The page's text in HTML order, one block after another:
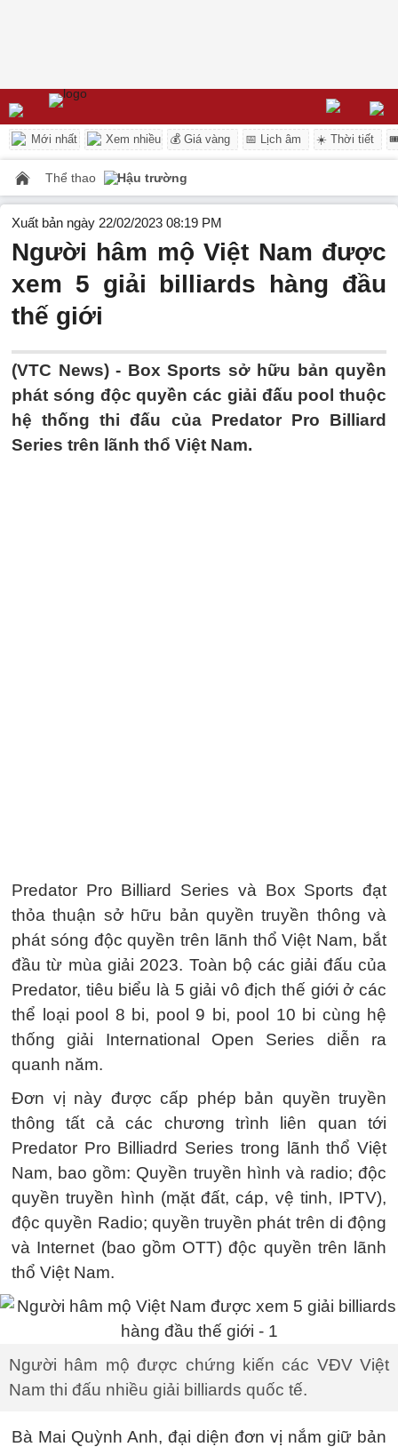
Mới nhất Xem nhiều 💰 Giá vàng 📅 Lịch âm ☀️ Thời tiết
Thể thao Hậu trường
Xuất bản ngày 22/02/2023 08:19 PM
Người hâm mộ Việt Nam được
xem 5 giải billiards hàng đầu
thế giới
(VTC News) - Box Sports sở hữu bản quyền
phát sóng độc quyền các giải đấu pool thuộc
hệ thống thi đấu của Predator Pro Billiard
Series trên lãnh thổ Việt Nam.
Predator Pro Billiard Series và Box Sports đạt
thỏa thuận sở hữu bản quyền truyền thông và
phát sóng độc quyền trên lãnh thổ Việt Nam, bắt
đầu từ mùa giải 2023. Toàn bộ các giải đấu của
Predator, tiêu biểu là 5 giải vô địch thế giới ở các
thể loại pool 8 bi, pool 9 bi, pool 10 bi cùng hệ
thống giải International Open Series diễn ra
quanh năm.
Đơn vị này được cấp phép bản quyền truyền
thông tất cả các chương trình liên quan tới
Predator Pro Billiadrd Series trong lãnh thổ Việt
Nam, bao gồm: Quyền truyền hình và radio; độc
quyền truyền hình (mặt đất, cáp, vệ tinh, IPTV),
độc quyền Radio; quyền truyền phát trên di động
và Internet (bao gồm OTT) độc quyền trên lãnh
thổ Việt Nam.
Người hâm mộ được chứng kiến các VĐV Việt
Nam thi đấu nhiều giải billiards quốc tế.
Bà Mai Quỳnh Anh, đại diện đơn vị nắm giữ bản